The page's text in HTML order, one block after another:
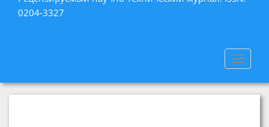
0204-3327
Toggle